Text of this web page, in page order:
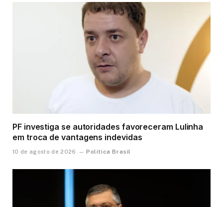
PF investiga se autoridades favoreceram Lulinha
em troca de vantagens indevidas
10 de agosto de 2026 Política Brasil